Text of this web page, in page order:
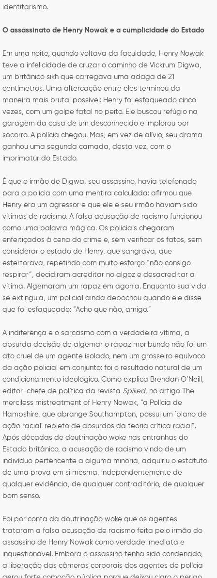
identitarismo.
O assassinato de Henry Nowak e a cumplicidade do Estado
Em uma noite, quando voltava da faculdade, Henry Nowak
teve a infelicidade de cruzar o caminho de Vickrum Digwa,
um britânico sikh que carregava uma adaga de 21
centímetros. Uma altercação entre eles terminou da
maneira mais brutal possível: Henry foi esfaqueado cinco
vezes, com um golpe fatal no peito. Ele buscou refúgio na
garagem da casa de um desconhecido e implorou por
socorro. A polícia chegou. Mas, em vez de alívio, seu drama
ganhou uma segunda camada, desta vez, com o
imprimatur do Estado.
É que o irmão de Digwa, seu assassino, havia telefonado
para a polícia com uma mentira calculada: afirmou que
Henry era um agressor e que ele e seu irmão haviam sido
vítimas de racismo. A falsa acusação de racismo funcionou
como uma palavra mágica. Os policiais chegaram
enfeitiçados à cena do crime e, sem verificar os fatos, sem
considerar o estado de Henry, que sangrava, que
estertorava, repetindo com muito esforço “não consigo
respirar”, decidiram acreditar no algoz e desacreditar a
vítima. Algemaram um rapaz em agonia. Enquanto sua vida
se extinguia, um policial ainda debochou quando ele disse
que foi esfaqueado: “Acho que não, amigo.”
A indiferença e o sarcasmo com a verdadeira vítima, a
absurda decisão de algemar o rapaz moribundo não foi um
ato cruel de um agente isolado, nem um grosseiro equívoco
da ação policial em conjunto: foi o resultado natural de um
condicionamento ideológico. Como explica Brendan O’Neill,
editor-chefe de política da revista Spiked, no artigo The
merciless mistreatment of Henry Nowak, “a Polícia de
Hampshire, que abrange Southampton, possui um ´plano de
ação racial´ repleto de absurdos da teoria crítica racial”.
Após décadas de doutrinação woke nas entranhas do
Estado britânico, a acusação de racismo vindo de um
indivíduo pertencente a alguma minoria, adquiriu o estatuto
de uma prova em si mesma, independentemente de
qualquer evidência, de qualquer contraditório, de qualquer
bom senso.
Foi por conta da doutrinação woke que os agentes
trataram a falsa acusação de racismo feita pelo irmão do
assassino de Henry Nowak como verdade imediata e
inquestionável. Embora o assassino tenha sido condenado,
a liberação das câmeras corporais dos agentes de polícia